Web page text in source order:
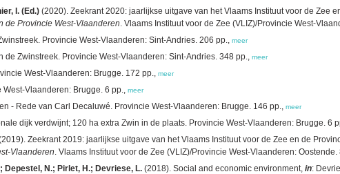
I. (Ed.) (2020). Zeekrant 2020: jaarlijkse uitgave van het Vlaams Instituut voor de Zee
de Provincie West-Vlaanderen. Vlaams Instituut voor de Zee (VLIZ)/Provincie West-
Provincie West-Vlaanderen: Sint-Andries. 206 pp., meer
de Zwinstreek. Provincie West-Vlaanderen: Sint-Andries. 348 pp., meer
West-Vlaanderen: Brugge. 172 pp., meer
Vlaanderen: Brugge. 6 pp., meer
- Rede van Carl Decaluwé. Provincie West-Vlaanderen: Brugge. 146 pp., meer
dijk verdwijnt; 120 ha extra Zwin in de plaats. Provincie West-Vlaanderen: Brugge. 6
Zeekrant 2019: jaarlijkse uitgave van het Vlaams Instituut voor de Zee en de
Vlaanderen. Vlaams Instituut voor de Zee (VLIZ)/Provincie West-Vlaanderen: Oostende.
Depestel, N.; Pirlet, H.; Devriese, L. (2018). Social and economic environment, in: